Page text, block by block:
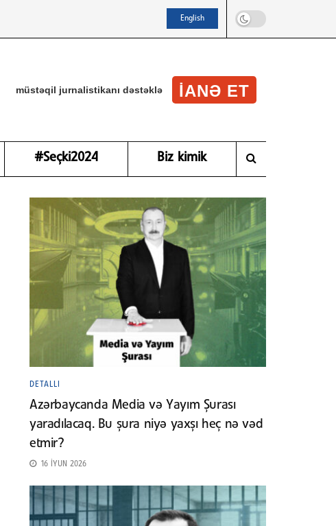
English
müstəqil jurnalistikanı dəstəklə IANƏ ET
#Seçki2024 Biz kimik
DETALLI
Azərbaycanda Media və Yayım Şurası
yaradılacaq. Bu şura niyə yaxşı heç nə vəd
etmir?
16 İYUN 2026